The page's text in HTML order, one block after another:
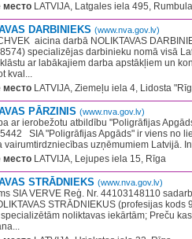
место LATVIJA, Latgales iela 495,
DARBINIEKS (www.nva.gov.lv)
aicina darbā NOLIKTAVAS
specializējas darbinieku nomā visā
ar labākajiem darba apstākļiem un
kval...
место LATVIJA, Ziemeļu iela 4, Lidosta
PĀRZINIS (www.nva.gov.lv)
ar ierobežotu atbildību "Poligrāfijas
SIA "Poligrāfijas Apgāds" ir viens no
vairumtirdzniecības uzņēmumiem Latvijā.
место LATVIJA, Lejupes iela 15, Rīga
STRĀDNIEKS (www.nva.gov.lv)
SIA VERVE Reģ. Nr. 44103148110
STRĀDNIEKUS (profesijas
noliktavas iekārtām; Preču